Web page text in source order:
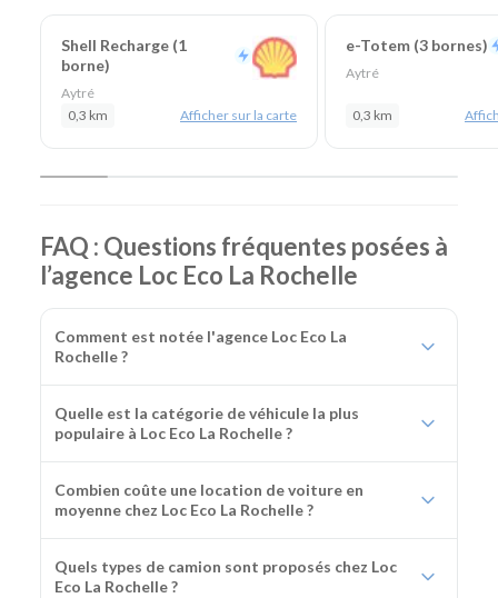
Shell Recharge (1
borne)
Aytré
0,3 km
Afficher sur la carte
e-Totem (3 bornes)
Aytré
0,3 km
FAQ : Questions fréquentes posées à
l’agence Loc Eco La Rochelle
Comment est notée l'agence Loc Eco La
Rochelle ?
Quelle est la catégorie de véhicule la plus
populaire à Loc Eco La Rochelle ?
Combien coûte une location de voiture en
moyenne chez Loc Eco La Rochelle ?
Quels types de camion sont proposés chez Loc
Eco La Rochelle ?